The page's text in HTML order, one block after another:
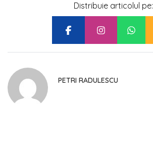
Distribuie articolul pe:
PETRI RADULESCU